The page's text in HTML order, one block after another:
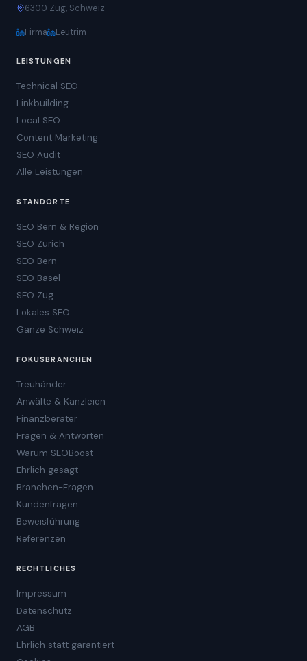
6300 Zug, Schweiz
Firma Leutrim
LEISTUNGEN
Technical SEO
Linkbuilding
Local SEO
Content Marketing
SEO Audit
Alle Leistungen
STANDORTE
SEO Bern & Region
SEO Zürich
SEO Bern
SEO Basel
SEO Zug
Lokales SEO
Ganze Schweiz
FOKUSBRANCHEN
Treuhänder
Anwälte & Kanzleien
Finanzberater
Fragen & Antworten
Warum SEOBoost
Ehrlich gesagt
Branchen-Fragen
Kundenfragen
Beweisführung
Referenzen
RECHTLICHES
Impressum
Datenschutz
AGB
Ehrlich statt garantiert